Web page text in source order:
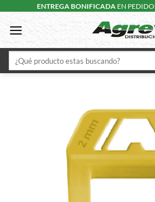
content
ENTREGA BONIFICADA EN
Buscar
por: